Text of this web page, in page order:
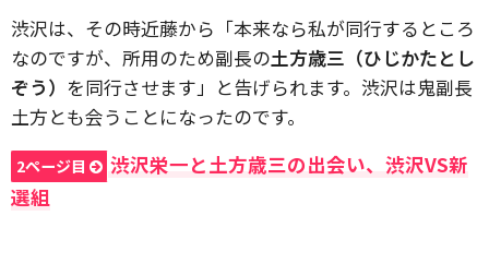
渋沢は、その時近藤から「本来なら私が同行するところ
なのですが、所用のため副長の土方歳三（ひじかたとし
ぞう） を同行させます」と告げられます。渋沢は鬼副長
土方とも会うことになったのです。
2ページ目
渋沢栄一と土方歳三の出会い、渋沢VS新
選組